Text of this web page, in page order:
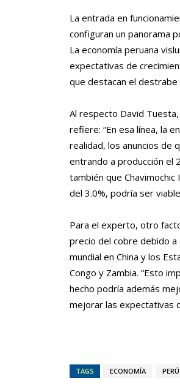
La entrada en
configuran un panorama
La economía peruana
expectativas de
que destacan el
Al respecto David
refiere: “En esa línea, la
realidad, los anuncios de
entrando a producción el
también que
del 3.0%, podría ser
Para el experto, otro
precio del cobre debido
mundial en China y los
Congo y Zambia. “Esto
hecho podría además
mejorar las expectativas
TAGS ECONOMÍA PERÚ